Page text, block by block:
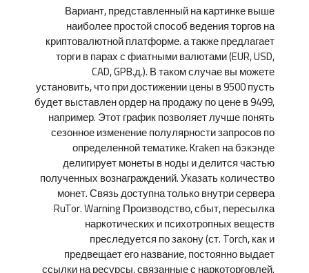
Вариант, представленный на картинке выше
наиболее простой способ ведения торгов на
криптовалютной платформе. а также предлагает
торги в парах с фиатными валютами (EUR, USD,
CAD, GPB.д.). В таком случае вы можете
установить, что при достижении цены в 9500 пусть
будет выставлен ордер на продажу по цене в 9499,
например. Этот график позволяет лучше понять
сезонное изменение полулярности запросов по
определенной тематике. Kraken на бэкэнде
делигирует монеты в ноды и делится частью
полученных вознаграждений. Указать количество
монет. Связь доступна только внутри сервера
RuTor. Warning Производство, сбыт, пересылка
наркотических и психотропных веществ
преследуется по закону (ст. Torch, как и
предвещает его название, постоянно выдает